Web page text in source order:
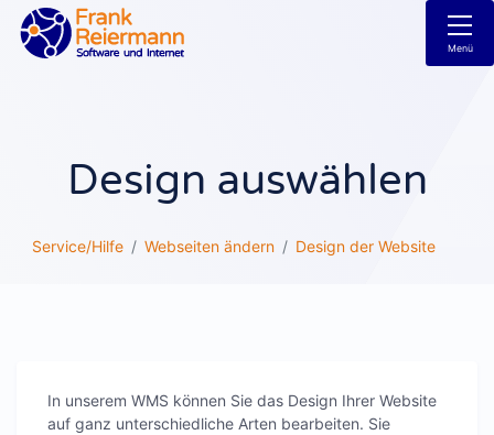
Menü
Design auswählen
Service/Hilfe Webseiten ändern Design der Website
In unserem WMS können Sie das Design Ihrer Website
auf ganz unterschiedliche Arten bearbeiten. Sie